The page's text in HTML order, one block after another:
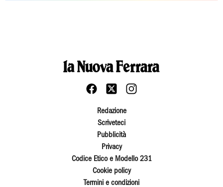
Redazione
Scriveteci
Pubblicità
Privacy
Codice Etico e Modello 231
Cookie policy
Termini e condizioni